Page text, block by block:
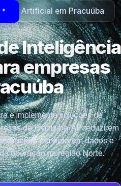
Artificial em Pracuúba
Inteligência
empresas
e implementa soluções de
de Pracuúba/AP reduzirem
conectarem dados e
operação na região Norte.